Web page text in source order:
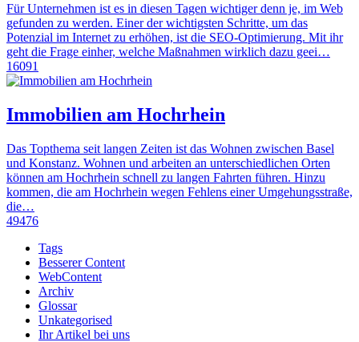
Für Unternehmen ist es in diesen Tagen wichtiger denn je, im Web
gefunden zu werden. Einer der wichtigsten Schritte, um das
Potenzial im Internet zu erhöhen, ist die SEO-Optimierung. Mit ihr
geht die Frage einher, welche Maßnahmen wirklich dazu geei…
16091
Immobilien am Hochrhein
Das Topthema seit langen Zeiten ist das Wohnen zwischen Basel
und Konstanz. Wohnen und arbeiten an unterschiedlichen Orten
können am Hochrhein schnell zu langen Fahrten führen. Hinzu
kommen, die am Hochrhein wegen Fehlens einer Umgehungsstraße,
die…
49476
Tags
Besserer Content
WebContent
Archiv
Glossar
Unkategorised
Ihr Artikel bei uns